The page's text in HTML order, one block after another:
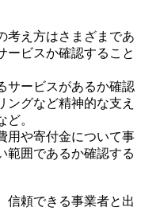
考え方はさまざまであ
ービスか確認すること
サービスがあるか確認
ングなど精神的な支え
。
用や寄付金について事
範囲であるか確認する
信頼できる事業者と出